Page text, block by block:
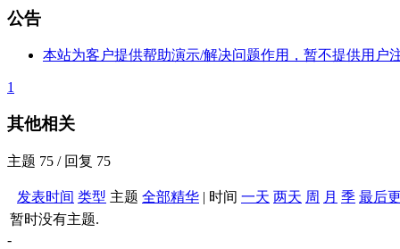
公告
本站为客户提供帮助演示/解决问题作用，暂不提供用户
1
其他相关
主题 75 / 回复 75
发表时间 类型 主题 全部精华 | 时间 一天 两天 周 月 季 最后
暂时没有主题.
-